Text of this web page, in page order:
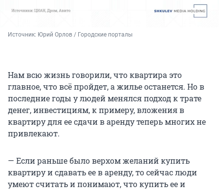
Источник: Юрий Орлов / Городские порталы
Нам всю жизнь говорили, что квартира это
главное, что всё пройдет, а жилье останется. Но в
последние годы у людей менялся подход к трате
денег, инвестициям, к примеру, вложения в
квартиру для ее сдачи в аренду теперь многих не
привлекают.
— Если раньше было верхом желаний купить
квартиру и сдавать ее в аренду, то сейчас люди
умеют считать и понимают, что купить ее и